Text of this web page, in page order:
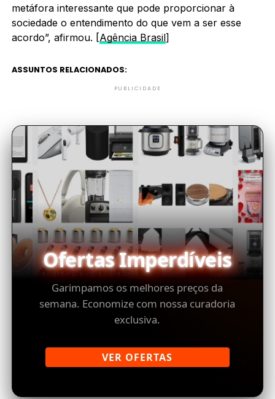
metáfora interessante que pode proporcionar à
sociedade o entendimento do que vem a ser esse
acordo”, afirmou. [Agência Brasil]
ASSUNTOS RELACIONADOS:
PUBLICIDADE
Ofertas Imperdíveis
Garimpamos os melhores preços da
semana. Economize com nossa curadoria
exclusiva.
VER OFERTAS